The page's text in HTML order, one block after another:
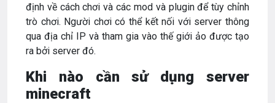
định về cách chơi và các mod và plugin để tùy chỉnh
trò chơi. Người chơi có thể kết nối với server thông
qua địa chỉ IP và tham gia vào thế giới ảo được tạo
ra bởi server đó.
Khi nào cần sử dụng server
minecraft